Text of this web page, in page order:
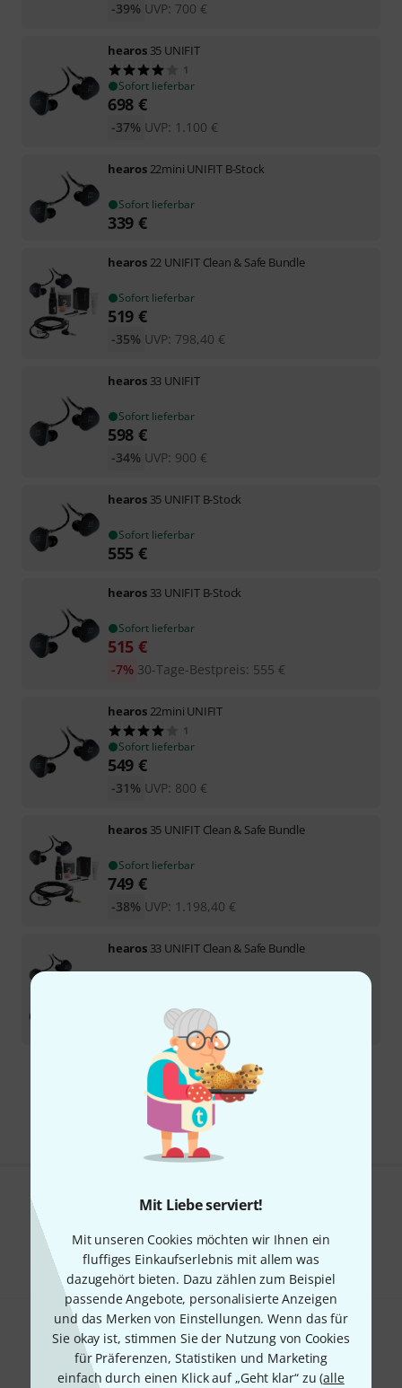
Mit Liebe serviert!
Mit unseren Cookies möchten wir Ihnen ein
fluffiges Einkaufserlebnis mit allem was
dazugehört bieten. Dazu zählen zum Beispiel
passende Angebote, personalisierte Anzeigen
und das Merken von Einstellungen. Wenn das für
Sie okay ist, stimmen Sie der Nutzung von Cookies
für Präferenzen, Statistiken und Marketing
einfach durch einen Klick auf „Geht klar“ zu (alle
UVP: 700 €
-39%
hearos 35 UNIFIT
1
Sofort lieferbar
698 €
UVP: 1.100 €
-37%
hearos 22mini UNIFIT B-Stock
Sofort lieferbar
339 €
hearos 22 UNIFIT Clean & Safe Bundle
Sofort lieferbar
519 €
UVP: 798,40 €
-35%
hearos 33 UNIFIT
Sofort lieferbar
598 €
UVP: 900 €
-34%
hearos 35 UNIFIT B-Stock
Sofort lieferbar
555 €
hearos 33 UNIFIT B-Stock
Sofort lieferbar
515 €
30-Tage-Bestpreis: 555 €
-7%
hearos 22mini UNIFIT
1
Sofort lieferbar
549 €
UVP: 800 €
-31%
hearos 35 UNIFIT Clean & Safe Bundle
Sofort lieferbar
749 €
UVP: 1.198,40 €
-38%
hearos 33 UNIFIT Clean & Safe Bundle
UVP: 998,40 €
Kostenloser Versand ab 29 €
Alle Preise inkl. MwSt.
Gefällt Ihnen, was Sie sehen?
Teilen Hilfe & Feedback